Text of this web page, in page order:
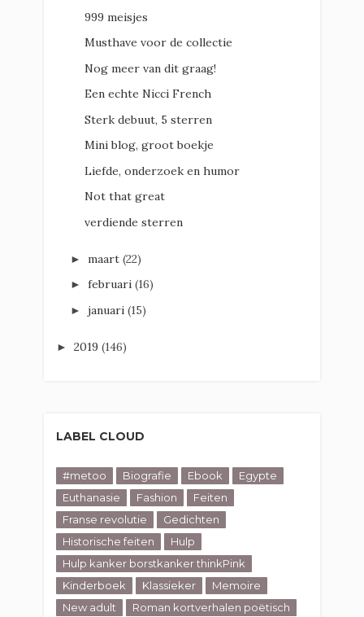
999 meisjes
Musthave voor de collectie
Nog meer van dit graag!
Een echte Nicci French
Sterk debuut, 5 sterren
Mini blog, groot boekje
Liefde, onderzoek en humor
Not that great
verdiende sterren
► maart (22)
► februari (16)
► januari (15)
► 2019 (146)
LABEL CLOUD
#metoo Biografie Ebook
Egypte
Euthanasie
Fashion
Feiten
Franse revolutie
Gedichten
Historische feiten
Hulp
Hulp kanker borstkanker thinkPink
Kinderboek
Klassieker
Memoire
New adult
Roman kortverhalen poëtisch